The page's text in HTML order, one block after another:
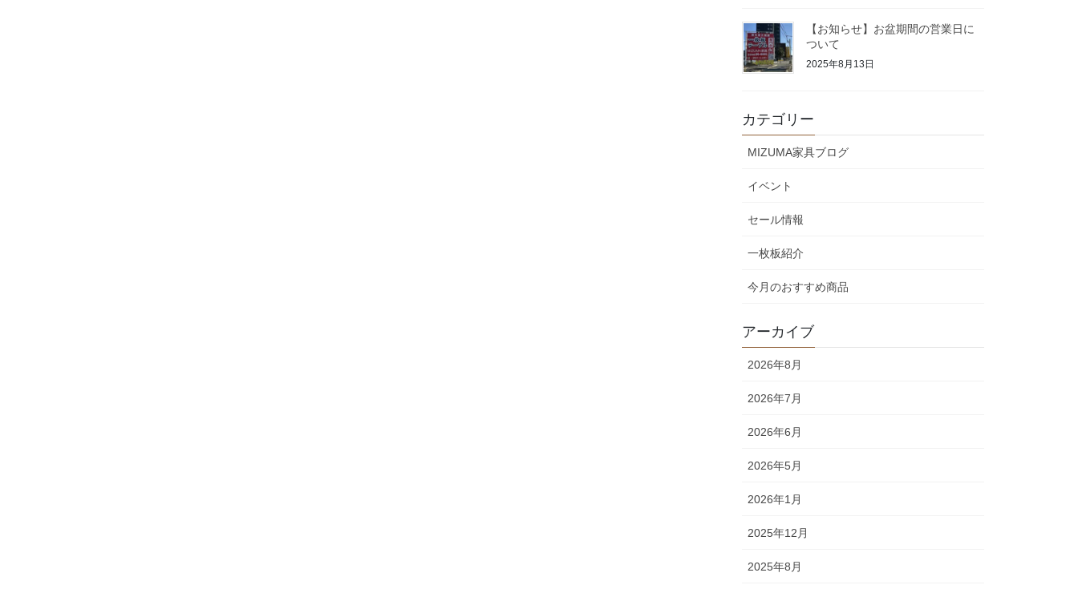
【お知らせ】お盆期間の営業日に
ついて
2025年8月13日
カテゴリー
MIZUMA家具ブログ
イベント
セール情報
一枚板紹介
今月のおすすめ商品
アーカイブ
2026年8月
2026年7月
2026年6月
2026年5月
2026年1月
2025年12月
2025年8月